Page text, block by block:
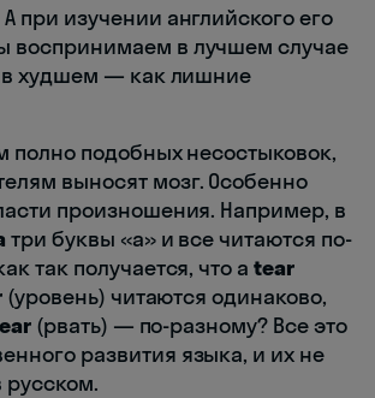
при изучении английского его
воспринимаем в лучшем случае
в худшем — как лишние
полно подобных несостыковок,
выносят мозг. Особенно
произношения. Например, в
три буквы «a» и все читаются по-
так получается, что atear
(уровень) читаются одинаково,
(рвать) — по-разному? Все это
развития языка, и их не